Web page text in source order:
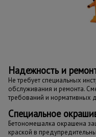
Надежность и
Не требует специальных
обслуживания и ремонта.
требований и нормативных
Специальное
Бетономешалка окрашена
краской в